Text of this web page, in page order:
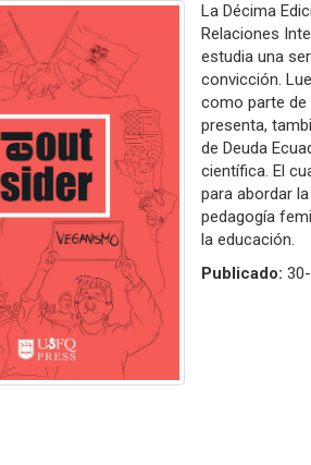
La Décima
Relaciones
estudia una
convicción.
como parte de
presenta,
de Deuda
científica. El
para abordar
pedagogía
la educación.
Publicado: